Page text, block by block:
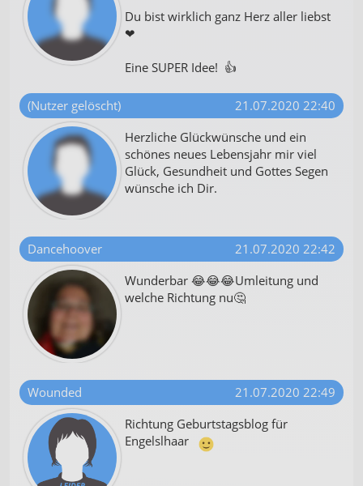
Du bist wirklich ganz Herz aller liebst
❤
Eine SUPER Idee! 👍
(Nutzer gelöscht)
21.07.2020 22:40
Herzliche Glückwünsche und ein
schönes neues Lebensjahr mir viel
Glück, Gesundheit und Gottes Segen
wünsche ich Dir.
Dancehoover
21.07.2020 22:42
Wunderbar 😂😂😂Umleitung und
welche Richtung nu🤔
Wounded
21.07.2020 22:49
Richtung Geburtstagsblog für
Engelslhaar